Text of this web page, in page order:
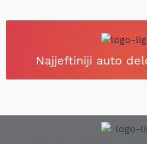
Najjeftiniji auto